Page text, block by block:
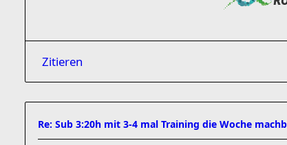
Zitieren
Re: Sub 3:20h mit 3-4 mal Training die Woche